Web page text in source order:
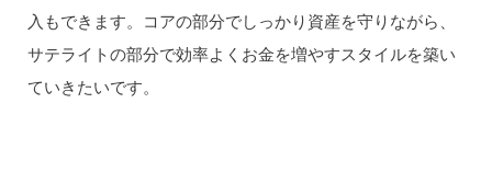
入もできます。コアの部分でしっかり資産を守りながら、
サテライトの部分で効率よくお金を増やすスタイルを築い
ていきたいです。